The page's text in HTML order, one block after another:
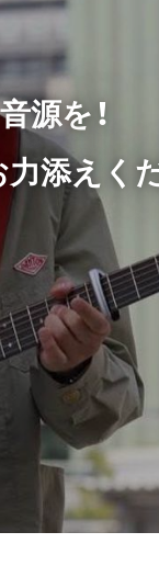
源を！
添えく